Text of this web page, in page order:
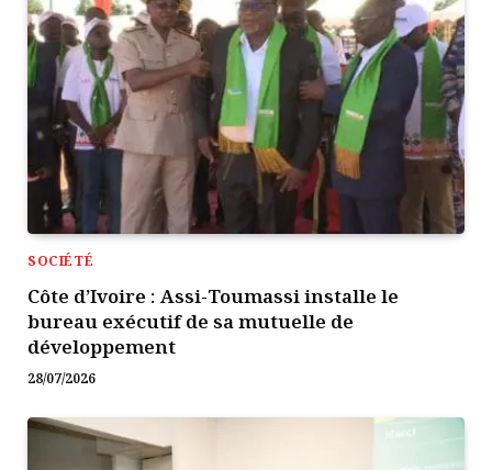
SOCIÉTÉ
Côte d’Ivoire : Assi-Toumassi installe le
bureau exécutif de sa mutuelle de
développement
28/07/2026